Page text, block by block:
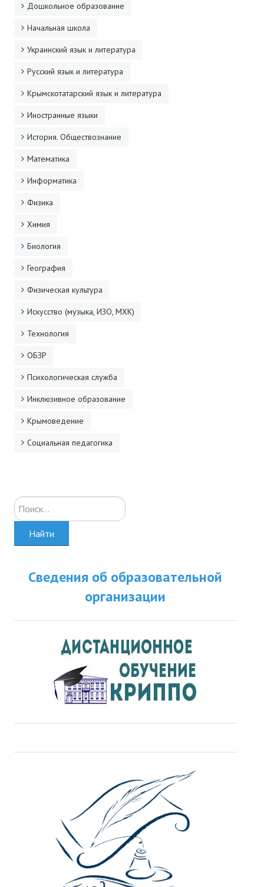
Дошкольное образование
Начальная школа
Украинский язык и литература
Русский язык и литература
Крымскотатарский язык и литература
Иностранные языки
История. Обществознание
Математика
Информатика
Физика
Химия
Биология
География
Физическая культура
Искусство (музыка, ИЗО, МХК)
Технология
ОБЗР
Психологическая служба
Инклюзивное образование
Крымоведение
Социальная педагогика
Искать...
Найти
Сведения об образовательной
организации